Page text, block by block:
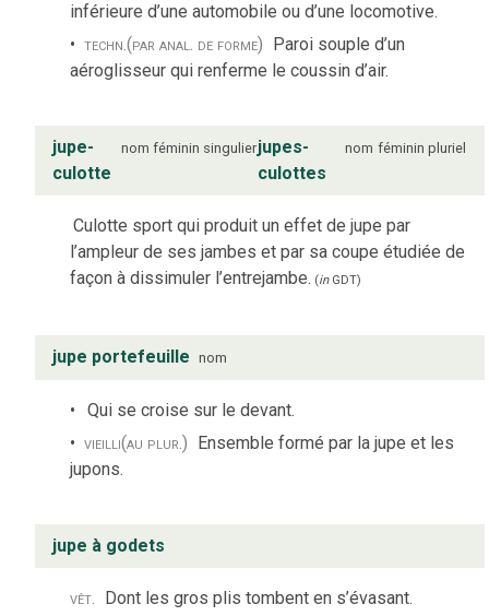
inférieure d’une automobile ou d’une locomotive.
techn.(par anal. de forme) Paroi souple d’un
aéroglisseur qui renferme le coussin d’air.
jupe-
culotte
nom féminin singulierjupes-
culottes
nom féminin pluriel
Culotte sport qui produit un effet de jupe par
l’ampleur de ses jambes et par sa coupe étudiée de
façon à dissimuler l’entrejambe. (inGDT)
jupe portefeuille nom
Qui se croise sur le devant.
vieilli(au plur.) Ensemble formé par la jupe et les
jupons.
jupe à godets
vêt. Dont les gros plis tombent en s’évasant.